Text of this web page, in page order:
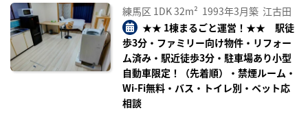
練馬区 1DK32m² 1993年3月築 江古田
★★ 1棟まるごと運営！★★ 駅徒
歩3分・ファミリー向け物件・リフォー
ム済み・駅近徒歩3分・駐車場あり小型
自動車限定！（先着順）・禁煙ルーム・
Wi-Fi無料・バス・トイレ別・ペット応
相談